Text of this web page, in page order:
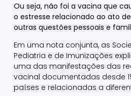
Ou seja, não foi a vacina que
o estresse relacionado ao ato
outras questões pessoais e
Em uma nota conjunta, as
Pediatria e de Imunizações
uma das manifestações das
vacinal documentadas desde
países e relacionadas a